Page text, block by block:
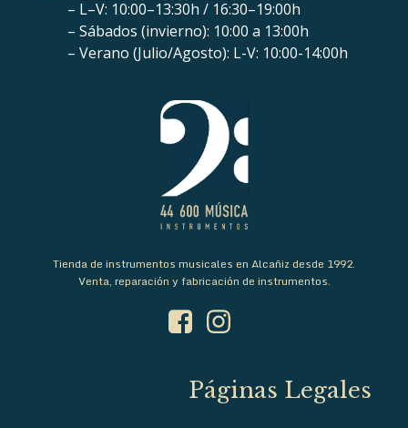
– L–V: 10:00–13:30h / 16:30–19:00h
– Sábados (invierno): 10:00 a 13:00h
– Verano (Julio/Agosto): L-V: 10:00-14:00h
Tienda de instrumentos musicales en Alcañiz desde 1992.
Venta, reparación y fabricación de instrumentos.
Páginas Legales